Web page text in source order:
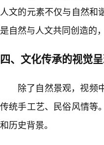
人文的元素不仅与自然和
是自然与人文共同创造的
四、文化传承的视觉
除了自然景观，视频
传统手工艺、民俗风情等
和历史背景。